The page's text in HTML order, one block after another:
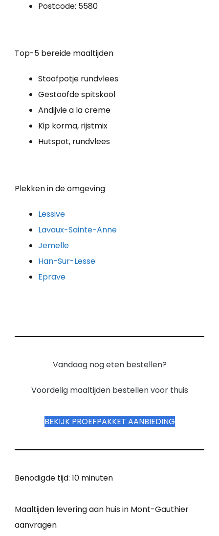
Postcode: 5580
Top-5 bereide maaltijden
Stoofpotje rundvlees
Gestoofde spitskool
Andijvie a la creme
Kip korma, rijstmix
Hutspot, rundvlees
Plekken in de omgeving
Lessive
Lavaux-Sainte-Anne
Jemelle
Han-Sur-Lesse
Eprave
Vandaag nog eten bestellen?
Voordelig maaltijden bestellen voor thuis
BEKIJK PROEFPAKKET AANBIEDING
Benodigde tijd: 10 minuten
Maaltijden levering aan huis in Mont-Gauthier
aanvragen